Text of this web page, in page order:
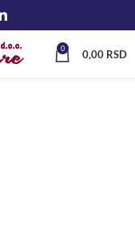
0 0,00 RSD